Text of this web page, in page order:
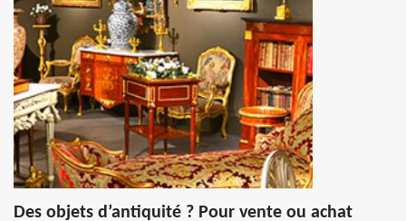
Des objets d’antiquité ? Pour vente ou achat